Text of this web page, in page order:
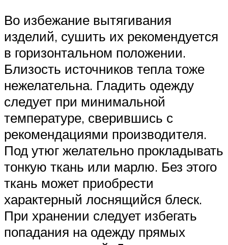
Во избежание вытягивания
изделий, сушить их рекомендуется
в горизонтальном положении.
Близость источников тепла тоже
нежелательна. Гладить одежду
следует при минимальной
температуре, сверившись с
рекомендациями производителя.
Под утюг желательно прокладывать
тонкую ткань или марлю. Без этого
ткань может приобрести
характерный лоснящийся блеск.
При хранении следует избегать
попадания на одежду прямых